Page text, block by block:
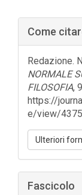
Barra
laterale
Come
Redazione.
NORMALE
FILOSOFIA,
https://
e/view/4375
Ulteriori
Fascicolo